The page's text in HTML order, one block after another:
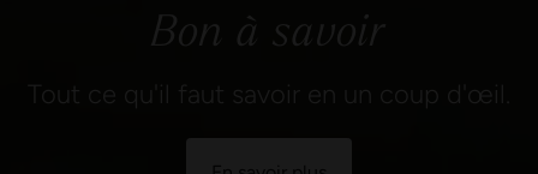
Bon à savoir
Tout ce qu'il faut savoir en un coup d'œil.